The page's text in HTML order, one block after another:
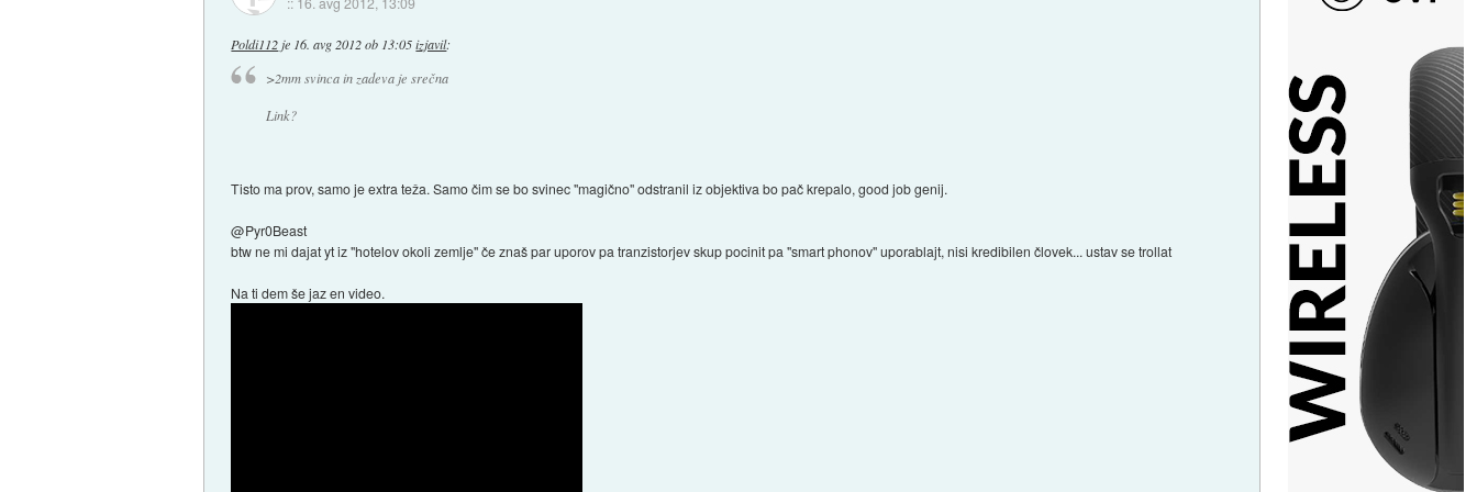
Poldi112je 16. avg 2012 ob 13:05 izjavil:
>2mm svinca in zadeva je srečna
Link?
Tisto ma prov, samo je extra teža. Samo čim se bo svinec "magično" odstranil iz objektiva bo pač krepalo, good job genij.
@Pyr0Beast
btw ne mi dajat yt iz "hotelov okoli zemlje" če znaš par uporov pa tranzistorjev skup pocinit pa "smart phonov" uporablajt, nisi kredibilen človek... ustav se trollat
Na ti dem še jaz en video.